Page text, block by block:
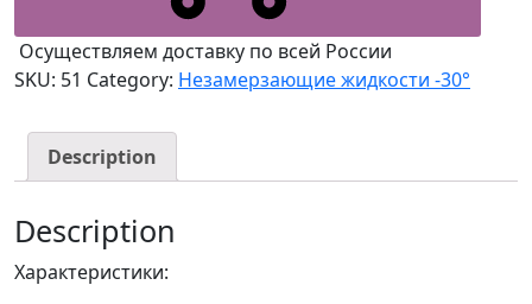
Осуществляем доставку по всей России
SKU: 51 Category: Незамерзающие жидкости -30°
Description
Description
Характеристики: